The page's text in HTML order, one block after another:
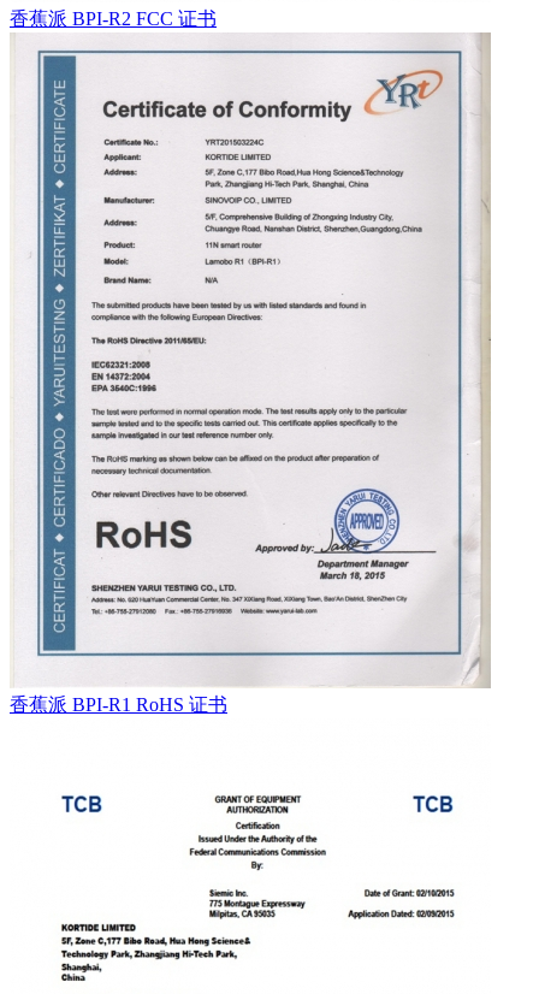
香蕉派 BPI-R2 FCC 证书
香蕉派 BPI-R1 RoHS 证书